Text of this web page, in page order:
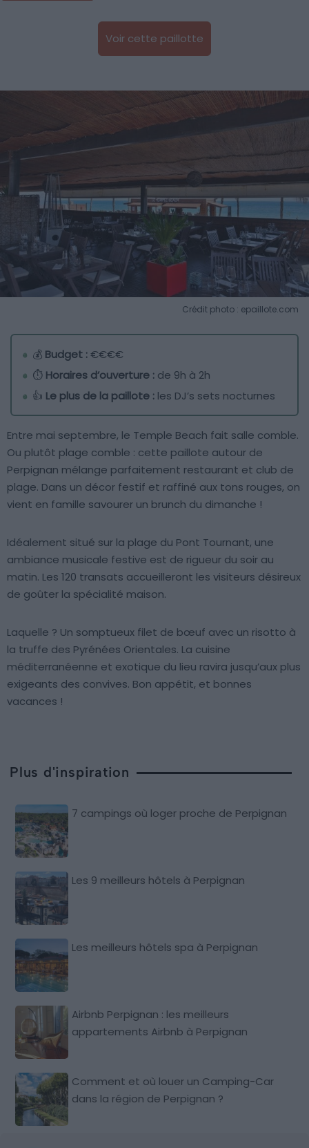
Voir cette paillotte
Crédit photo : epaillote.com
💰 Budget :€€€€
⏱️ Horaires d’ouverture : de 9h à 2h
👍 Le plus de la paillote : les DJ’s sets nocturnes
Entre mai septembre, le Temple Beach fait salle comble.
Ou plutôt plage comble : cette paillote autour de
Perpignan mélange parfaitement restaurant et club de
plage. Dans un décor festif et raffiné aux tons rouges, on
vient en famille savourer un brunch du dimanche !
Idéalement situé sur la plage du Pont Tournant, une
ambiance musicale festive est de rigueur du soir au
matin. Les 120 transats accueilleront les visiteurs désireux
de goûter la spécialité maison.
Laquelle ? Un somptueux filet de bœuf avec un risotto à
la truffe des Pyrénées Orientales. La cuisine
méditerranéenne et exotique du lieu ravira jusqu’aux plus
exigeants des convives. Bon appétit, et bonnes
vacances !
Plus d'inspiration
7 campings où loger proche de Perpignan
Les 9 meilleurs hôtels à Perpignan
Les meilleurs hôtels spa à Perpignan
Airbnb Perpignan : les meilleurs
appartements Airbnb à Perpignan
Comment et où louer un Camping-Car
dans la région de Perpignan ?